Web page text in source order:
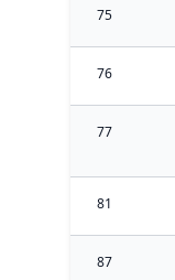
75
76
77
81
87